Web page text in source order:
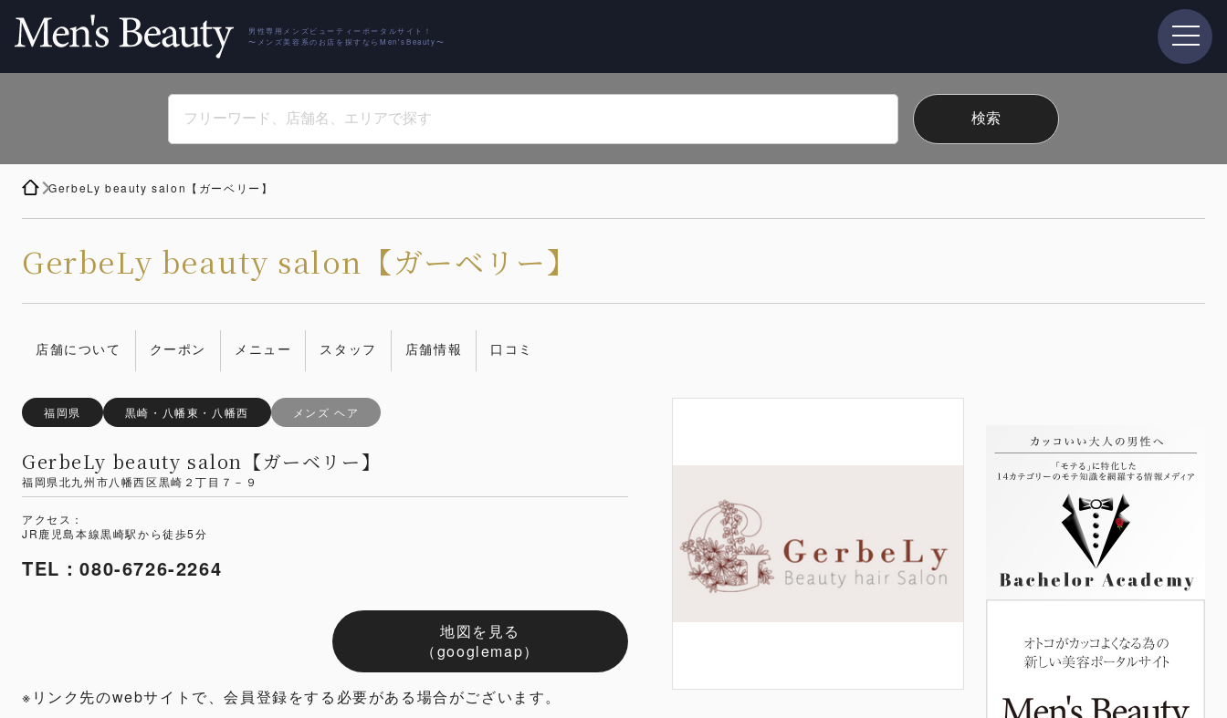
男性専用メンズビューティーポータルサイト！
〜メンズ美容系のお店を探すならMen'sBeauty〜
GerbeLy beauty salon【ガーベリー】
GerbeLy beauty salon【ガーベリー】
店舗について クーポン メニュー スタッフ 店舗情報 口コミ
福岡県 黒崎・八幡東・八幡西 メンズ ヘア
GerbeLy beauty salon【ガーベリー】
福岡県北九州市八幡西区黒崎２丁目７－９
アクセス：
JR鹿児島本線黒崎駅から徒歩5分
TEL：080-6726-2264
地図を見る
（googlemap）
※リンク先のwebサイトで、会員登録をする必要がある場合がございます。